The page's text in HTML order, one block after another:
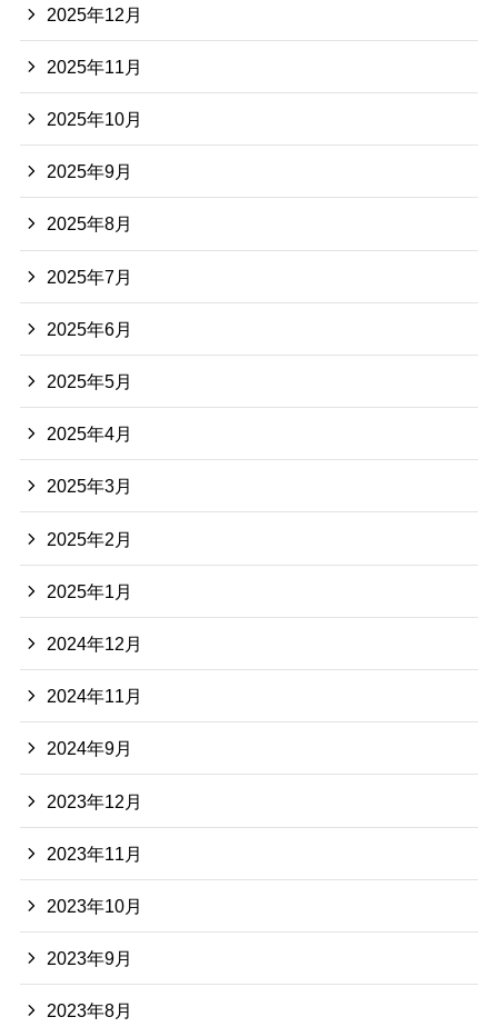
2025年12月
2025年11月
2025年10月
2025年9月
2025年8月
2025年7月
2025年6月
2025年5月
2025年4月
2025年3月
2025年2月
2025年1月
2024年12月
2024年11月
2024年9月
2023年12月
2023年11月
2023年10月
2023年9月
2023年8月